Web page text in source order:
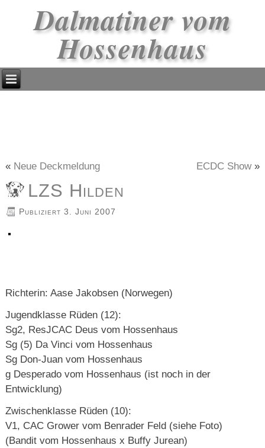
Dalmatiner vom
Hossenhaus
« Neue Deckmeldung ECDC Show»
LZS Hilden
Publiziert 3. Juni 2007
Richterin: Aase Jakobsen (Norwegen)
Jugendklasse Rüden (12):
Sg2, ResJCAC Deus vom Hossenhaus
Sg (5) Da Vinci vom Hossenhaus
Sg Don-Juan vom Hossenhaus
g Desperado vom Hossenhaus (ist noch in der
Entwicklung)
Zwischenklasse Rüden (10):
V1, CAC Grower vom Benrader Feld (siehe Foto)
(Bandit vom Hossenhaus x Buffy Jurean)